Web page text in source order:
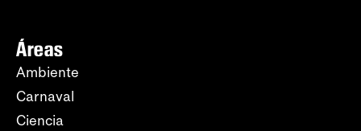
Áreas
Ambiente
Carnaval
Ciencia